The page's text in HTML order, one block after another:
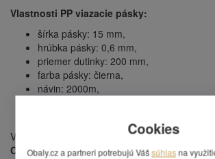
Vlastnosti PP viazacie pásky:
šírka pásky: 15 mm,
hrúbka pásky: 0,6 mm,
priemer dutinky: 200 mm,
farba pásky: čierna,
návin: 2000m,
Viazacie pásky sú vhodnné pre páskovacie
CYKLOP, SMB, FERAG, STRAPEX,
Cookies
Obaly.cz a partneri potrebujú Vášsúhlas na